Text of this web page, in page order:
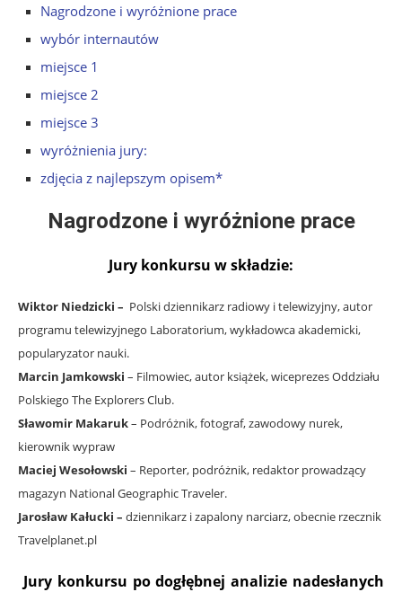
Nagrodzone i wyróżnione prace
wybór internautów
miejsce 1
miejsce 2
miejsce 3
wyróżnienia jury:
zdjęcia z najlepszym opisem*
Nagrodzone i wyróżnione prace
Jury konkursu w składzie:
Wiktor Niedzicki – Polski dziennikarz radiowy i telewizyjny, autor
programu telewizyjnego Laboratorium, wykładowca akademicki,
popularyzator nauki.
Marcin Jamkowski – Filmowiec, autor książek, wiceprezes Oddziału
Polskiego The Explorers Club.
Sławomir Makaruk– Podróżnik, fotograf, zawodowy nurek,
kierownik wypraw
Maciej Wesołowski – Reporter, podróżnik, redaktor prowadzący
magazyn National Geographic Traveler.
Jarosław Kałucki – dziennikarz i zapalony narciarz, obecnie rzecznik
Travelplanet.pl
Jury konkursu po dogłębnej analizie nadesłanych